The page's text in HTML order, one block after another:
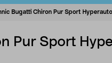
Bugatti Chiron Pur Sport
Pur Sport